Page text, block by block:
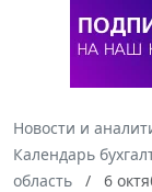
Новости и
Календарь
область
6